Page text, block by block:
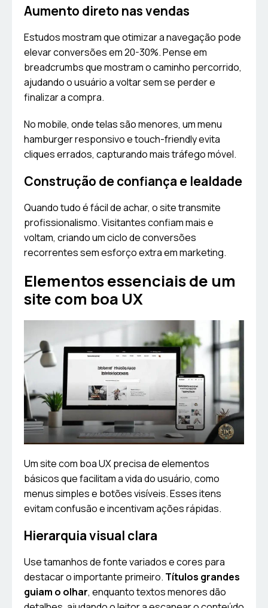
Aumento direto nas vendas
Estudos mostram que otimizar a navegação pode
elevar conversões em 20-30%. Pense em
breadcrumbs que mostram o caminho percorrido,
ajudando o usuário a voltar sem se perder e
finalizar a compra.
No mobile, onde telas são menores, um menu
hamburger responsivo e touch-friendly evita
cliques errados, capturando mais tráfego móvel.
Construção de confiança e lealdade
Quando tudo é fácil de achar, o site transmite
profissionalismo. Visitantes confiam mais e
voltam, criando um ciclo de conversões
recorrentes sem esforço extra em marketing.
Elementos essenciais de um
site com boa UX
Um site com boa UX precisa de elementos
básicos que facilitam a vida do usuário, como
menus simples e botões visíveis. Esses itens
evitam confusão e incentivam ações rápidas.
Hierarquia visual clara
Use tamanhos de fonte variados e cores para
destacar o importante primeiro. Títulos grandes
guiam o olhar, enquanto textos menores dão